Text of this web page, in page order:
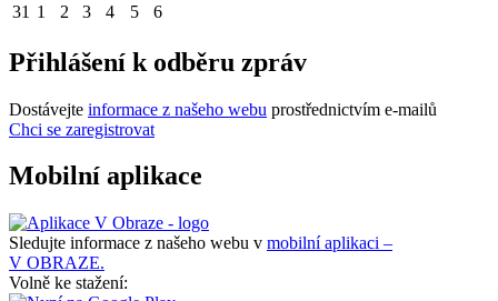
31 1 2 3 4 5 6
Přihlášení k odběru zpráv
Dostávejte informace z našeho webu prostřednictvím e-mailů
Chci se zaregistrovat
Mobilní aplikace
Sledujte informace z našeho webu v mobilní aplikaci –
V OBRAZE.
Volně ke stažení: